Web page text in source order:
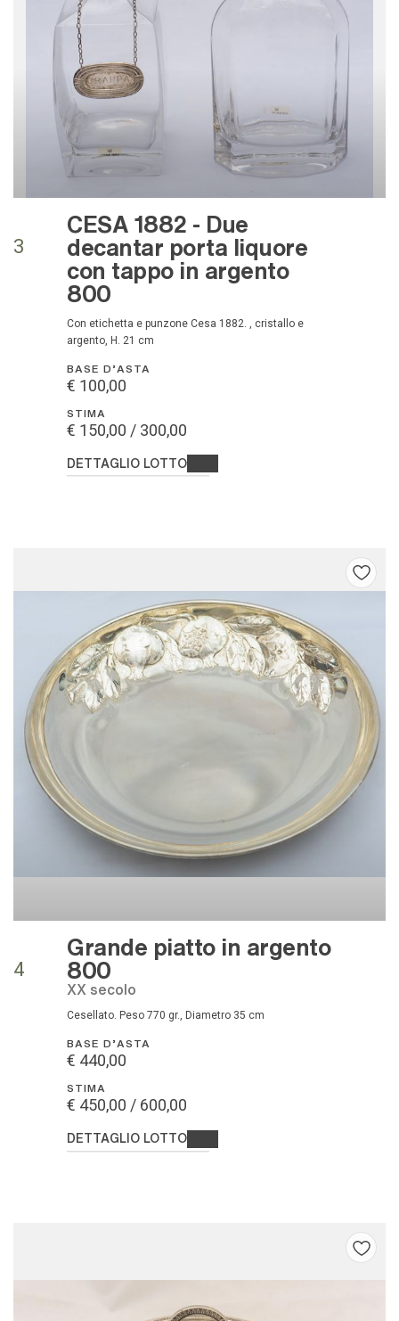
3
CESA 1882 - Due
decantar porta liquore
con tappo in argento
800
Con etichetta e punzone Cesa 1882. , cristallo e
argento, H. 21 cm
BASE D'ASTA
€ 100,00
STIMA
€ 150,00 / 300,00
DETTAGLIO LOTTO
4
Grande piatto in argento
800
XX secolo
Cesellato. Peso 770 gr., Diametro 35 cm
BASE D'ASTA
€ 440,00
STIMA
€ 450,00 / 600,00
DETTAGLIO LOTTO